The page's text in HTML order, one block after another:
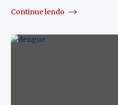
Continue lendo